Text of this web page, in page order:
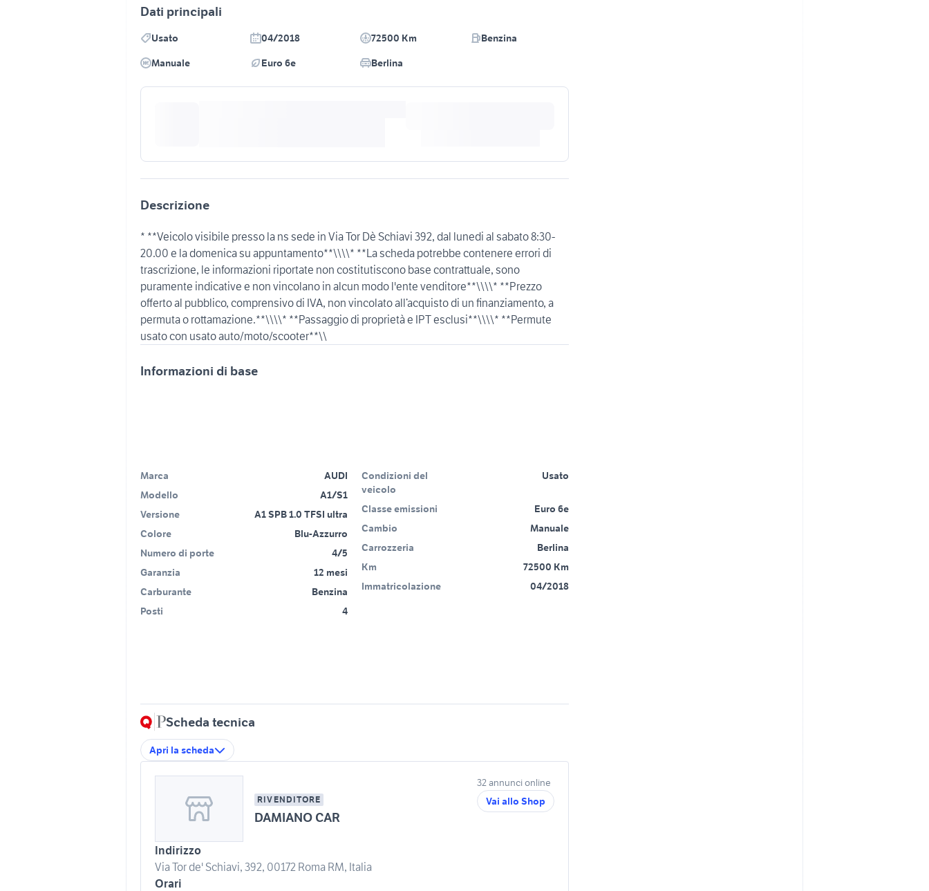
Dati principali
Usato 04/2018 72500 Km
Benzina
Manuale
Euro 6e Berlina
Descrizione
* **Veicolo visibile presso la ns sede in Via Tor Dè Schiavi 392, dal lunedi al sabato 8:30-
20.00 e la domenica su appuntamento**\\\\* **La scheda potrebbe contenere errori di
trascrizione, le informazioni riportate non costitutiscono base contrattuale, sono
puramente indicative e non vincolano in alcun modo l'ente venditore**\\\\* **Prezzo
offerto al pubblico, comprensivo di IVA, non vincolato all’acquisto di un finanziamento, a
permuta o rottamazione.**\\\\* **Passaggio di proprietà e IPT esclusi**\\\\* **Permute
Informazioni di base
Marca
AUDI
Modello
A1/S1
Versione
A1 SPB 1.0 TFSI ultra
Colore
Blu-Azzurro
Numero di porte
4/5
Garanzia
12 mesi
Carburante
Benzina
Posti
4
Condizioni del
veicolo
Usato
Classe emissioni
Euro 6e
Cambio
Manuale
Carrozzeria
Berlina
Km
72500 Km
Immatricolazione
04/2018
Scheda tecnica
Apri la scheda
RIVENDITORE
DAMIANO CAR
Indirizzo
Via Tor de' Schiavi, 392, 00172 Roma RM, Italia
Orari
32 annunci online
Vai allo Shop